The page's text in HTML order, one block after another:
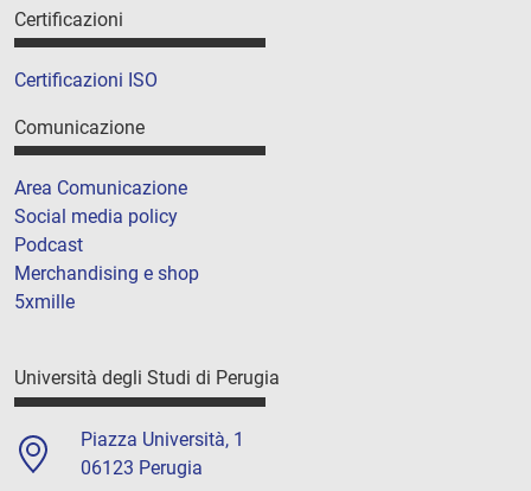
Certificazioni
Certificazioni ISO
Comunicazione
Area Comunicazione
Social media policy
Podcast
Merchandising e shop
5xmille
Università degli Studi di Perugia
Piazza Università, 1
06123 Perugia